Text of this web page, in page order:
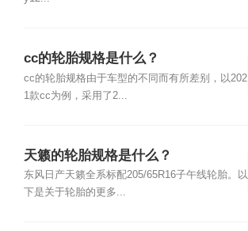
cc的轮胎规格是什么？
cc的轮胎规格由于车型的不同而有所差别，以202
1款cc为例，采用了2...
天籁的轮胎规格是什么？
东风日产天籁全系标配205/65R16子午线轮胎。以
下是关于轮胎的更多...